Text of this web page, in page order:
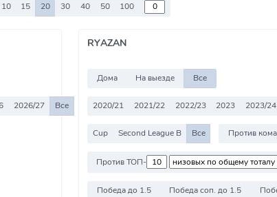
10 15 20 30 40 50 100
2026/27 Все
RYAZAN
Дома На выезде Все
2020/21 2021/22 2022/23 2023 2023/24
Cup Second League B Все
Против ТОП-
Победа до 1.5 Победа соп. до 1.5